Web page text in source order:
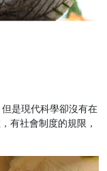
是現代科學卻沒有在
有社會制度的規限，